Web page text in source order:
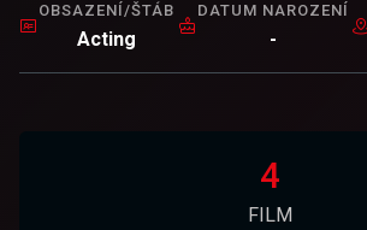
OBSAZENÍ/ŠTÁB
Acting
DATUM NAROZENÍ
-
4
FILM